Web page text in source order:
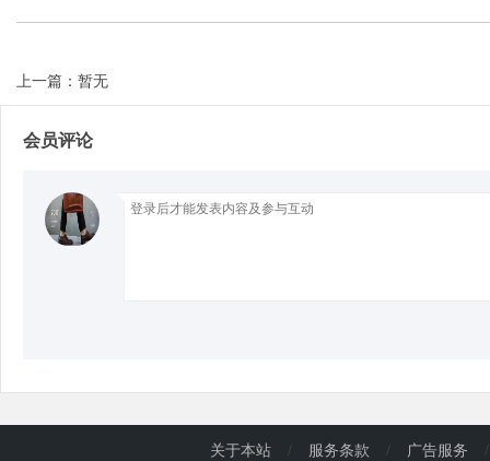
上一篇：暂无
会员评论
关于本站 / 服务条款 / 广告服务 /